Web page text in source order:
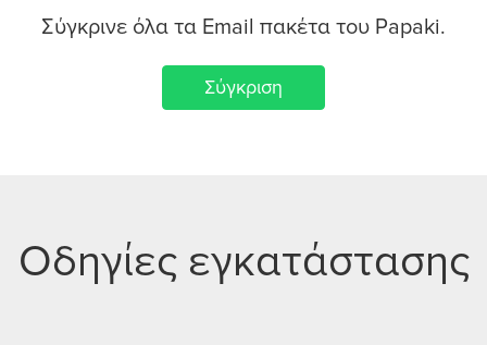
Σύγκρινε όλα τα Email πακέτα του Papaki.
Σύγκριση
Οδηγίες εγκατάστασης